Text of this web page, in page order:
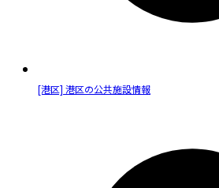
[港区] 港区の公共施設情報